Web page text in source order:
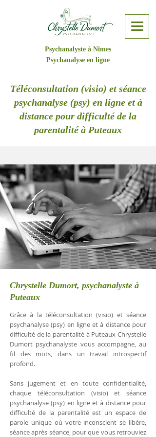
Psychanalyste à Nîmes
Psychanalyse en ligne
Téléconsultation (visio) et séance
psychanalyse (psy) en ligne et à
distance pour difficulté de la
parentalité à Puteaux
Chrystelle Dumort, psychanalyste à
Puteaux
Grâce à la téléconsultation (visio) et séance
psychanalyse (psy) en ligne et à distance pour
difficulté de la parentalité à Puteaux Chrystelle
Dumort psychanalyste vous accompagne, au
fil des mots, dans un travail introspectif
profond.
Sans jugement et en toute confidentialité,
chaque téléconsultation (visio) et séance
psychanalyse (psy) en ligne et à distance pour
difficulté de la parentalité est un espace de
parole unique où votre inconscient se libère,
séance après séance, pour que vous retrouviez